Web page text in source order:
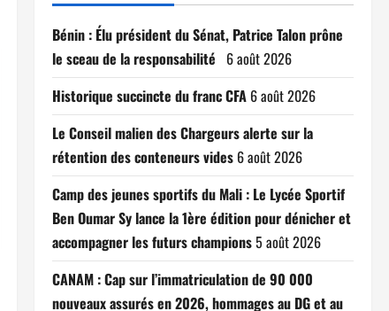
Bénin : Élu président du Sénat, Patrice Talon prône
le sceau de la responsabilité 6 août 2026
Historique succincte du franc CFA 6 août 2026
Le Conseil malien des Chargeurs alerte sur la
rétention des conteneurs vides 6 août 2026
Camp des jeunes sportifs du Mali : Le Lycée Sportif
Ben Oumar Sy lance la 1ère édition pour dénicher et
accompagner les futurs champions5 août 2026
CANAM : Cap sur l’immatriculation de 90 000
nouveaux assurés en 2026, hommages au DG et au